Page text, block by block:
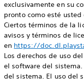
exclusivamente en su
pronto como esté
Ciertos términos de la
avisos y términos de
en https://
Los derechos de uso
el software del
del sistema. El uso del